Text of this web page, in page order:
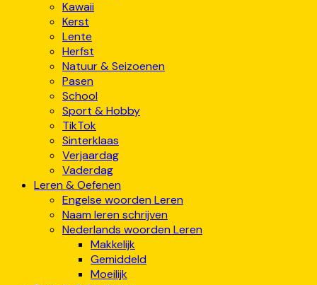
Kawaii
Kerst
Lente
Herfst
Natuur & Seizoenen
Pasen
School
Sport & Hobby
TikTok
Sinterklaas
Verjaardag
Vaderdag
Leren & Oefenen
Engelse woorden Leren
Naam leren schrijven
Nederlands woorden Leren
Makkelijk
Gemiddeld
Moeilijk